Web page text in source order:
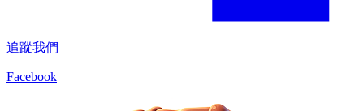
追蹤我們
Facebook